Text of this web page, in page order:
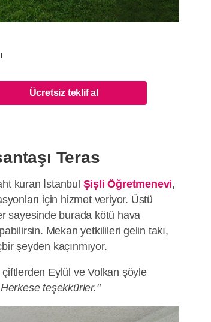
Ücretsiz teklif al
Teras
kuran İstanbul Şişli Öğretmenevi,
için hizmet veriyor. Üstü
sayesinde burada kötü hava
Mekan yetkilileri gelin takı,
şeyden kaçınmıyor.
Eylül ve Volkan şöyle
teşekkürler."